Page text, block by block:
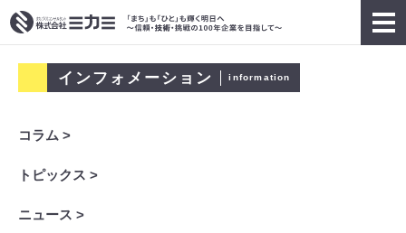
インフォメーション information
コラム >
トピックス >
ニュース >